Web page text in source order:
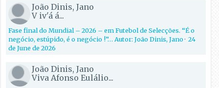
João Dinis, Jano
V iv'á á...
Fase final do Mundial – 2026 – em Futebol de Selecções. “É o
negócio, estúpido, é o negócio !”… Autor: João Dinis, Jano·24
de June de 2026
João Dinis, Jano
Viva Afonso Eulálio...